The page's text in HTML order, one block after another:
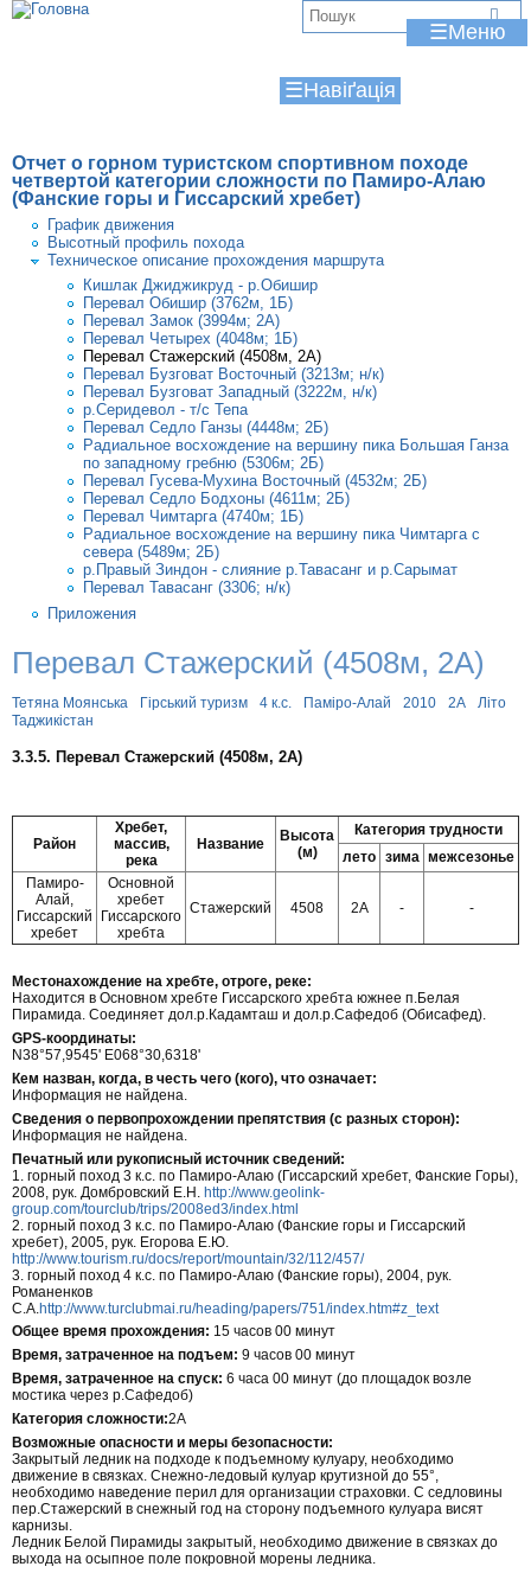
Jump to navigation
☰
Отчет о горном туристском спортивном походе
четвертой категории сложности по Памиро-Алаю
(Фанские горы и Гиссарский хребет)
График движения
Высотный профиль похода
Техническое описание прохождения маршрута
Кишлак Джиджикруд - р.Обишир
Перевал Обишир (3762м, 1Б)
Перевал Замок (3994м; 2А)
Перевал Четырех (4048м; 1Б)
Перевал Стажерский (4508м, 2А)
Перевал Бузговат Восточный (3213м; н/к)
Перевал Бузговат Западный (3222м, н/к)
р.Серидевол - т/с Тепа
Перевал Седло Ганзы (4448м; 2Б)
Радиальное восхождение на вершину пика Большая Ганза
по западному гребню (5306м; 2Б)
Перевал Гусева-Мухина Восточный (4532м; 2Б)
Перевал Седло Бодхоны (4611м; 2Б)
Перевал Чимтарга (4740м; 1Б)
Радиальное восхождение на вершину пика Чимтарга с
севера (5489м; 2Б)
р.Правый Зиндон - слияние р.Тавасанг и р.Сарымат
Перевал Тавасанг (3306; н/к)
Приложения
☰
Перевал Стажерский (4508м, 2А)
Тетяна Моянська Гірський туризм 4 к.с. Паміро-Алай 2010 2А
Літо
Таджикістан
3.3.5. Перевал Стажерский (4508м, 2А)
Район
Хребет,
массив,
река
Название
Высота
(м)
Категория трудности
лето зима межсезонье
Памиро-
Алай,
Гиссарский
хребет
Основной
хребет
Гиссарского
хребта
Стажерский 4508 2А - -
Местонахождение на хребте, отроге, реке:
Находится в Основном хребте Гиссарского хребта южнее п.Белая
Пирамида. Соединяет дол.р.Кадамташ и дол.р.Сафедоб (Обисафед).
GPS-координаты:
N38°57,9545' E068°30,6318'
Кем назван, когда, в честь чего (кого), что означает:
Информация не найдена.
Сведения о первопрохождении препятствия (с разных сторон):
Информация не найдена.
Печатный или рукописный источник сведений:
1. горный поход 3 к.с. по Памиро-Алаю (Гиссарский хребет, Фанские Горы),
2008, рук. Домбровский Е.Н. http://www.geolink-
group.com/tourclub/trips/2008ed3/index.html
2. горный поход 3 к.с. по Памиро-Алаю (Фанские горы и Гиссарский
хребет), 2005, рук. Егорова Е.Ю.
http://www.tourism.ru/docs/report/mountain/32/112/457/
3. горный поход 4 к.с. по Памиро-Алаю (Фанские горы), 2004, рук.
Романенков
С.А. http://www.turclubmai.ru/heading/papers/751/index.htm#z_text
Общее время прохождения: 15 часов 00 минут
Время, затраченное на подъем: 9 часов 00 минут
Время, затраченное на спуск: 6 часа 00 минут (до площадок возле
мостика через р.Сафедоб)
Категория сложности:2А
Возможные опасности и меры безопасности:
Закрытый ледник на подходе к подъемному кулуару, необходимо
движение в связках. Снежно-ледовый кулуар крутизной до 55°,
необходимо наведение перил для организации страховки. С седловины
пер.Стажерский в снежный год на сторону подъемного кулуара висят
карнизы.
Ледник Белой Пирамиды закрытый, необходимо движение в связках до
выхода на осыпное поле покровной морены ледника.